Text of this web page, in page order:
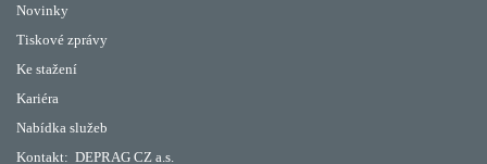
Novinky
Tiskové zprávy
Ke stažení
Kariéra
Nabídka služeb
Kontakt: DEPRAG CZ a.s.